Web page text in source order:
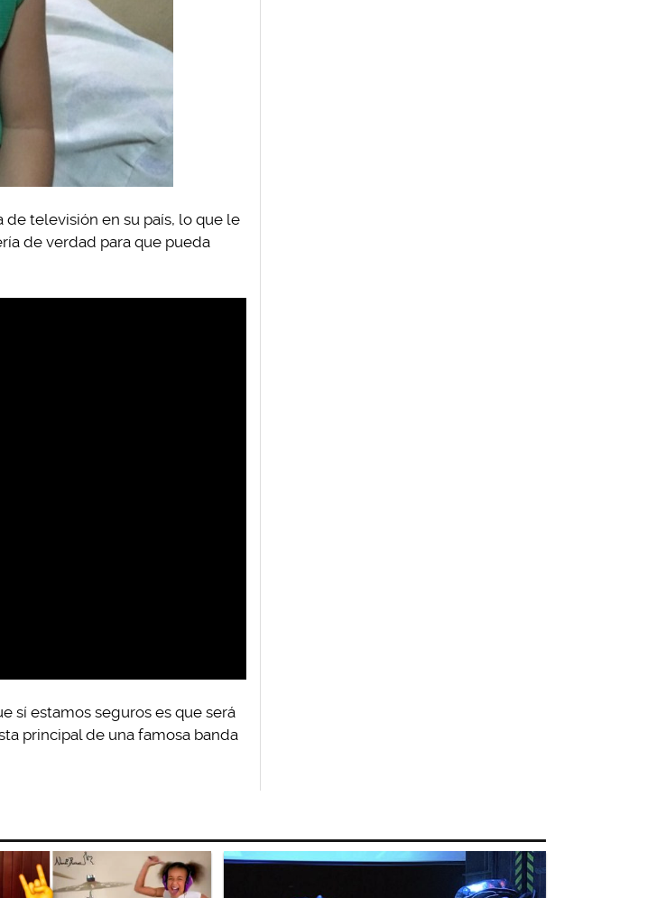
de televisión en su país, lo que le
de verdad para que pueda
sí estamos seguros es que será
principal de una famosa banda